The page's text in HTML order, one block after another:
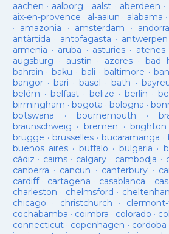
aachen · aalborg · aalst · aberdeen ·
aix-en-provence · al-aaiun · alabama ·
· amazonia · amsterdam · andorra
antàrtida · antofagasta · antwerpen
armenia · aruba · asturies· atenes
augsburg · austin · azores·bad
bahrain ·baku · bali ·baltimore ·
bangor· bari ·basel ·bath ·
belém · belfast· belize · berlin ·
birmingham · bogota · bologna ·
botswana · bournemouth ·
braunschweig · bremen ·brighton
brugge · brusselles· bucaramanga ·
buenos aires· buffalo · bulgaria ·
cádiz · cairns· calgary · cambodja ·
canberra · cancun · canterbury ·
cardiff· cartagena · casablanca ·
charleston · chelmsford ·
chicago · christchurch ·
cochabamba · coimbra · colorado ·
connecticut· copenhagen · cordoba